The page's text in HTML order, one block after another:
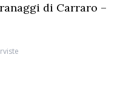
di Carraro –